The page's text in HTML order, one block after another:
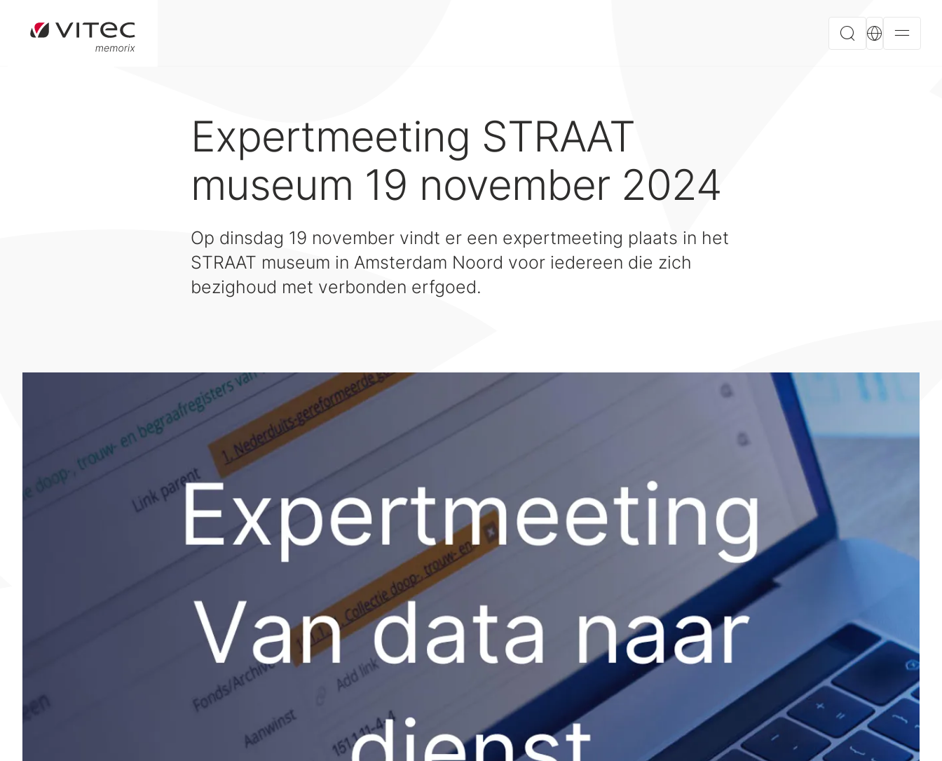
Expertmeeting STRAAT
museum 19 november 2024
Op dinsdag 19 november vindt er een expertmeeting plaats in het
STRAAT museum in Amsterdam Noord voor iedereen die zich
bezighoud met verbonden erfgoed.